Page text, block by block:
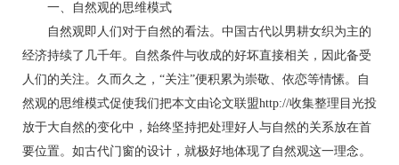
一、自然观的思维模式
自然观即人们对于自然的看法。中国古代以男耕女织为主的
经济持续了几千年。自然条件与收成的好坏直接相关，因此备受
人们的关注。久而久之，“关注”便积累为崇敬、依恋等情愫。自
然观的思维模式促使我们把本文由论文联盟http://收集整理目光投
放于大自然的变化中，始终坚持把处理好人与自然的关系放在首
要位置。如古代门窗的设计，就极好地体现了自然观这一理念。